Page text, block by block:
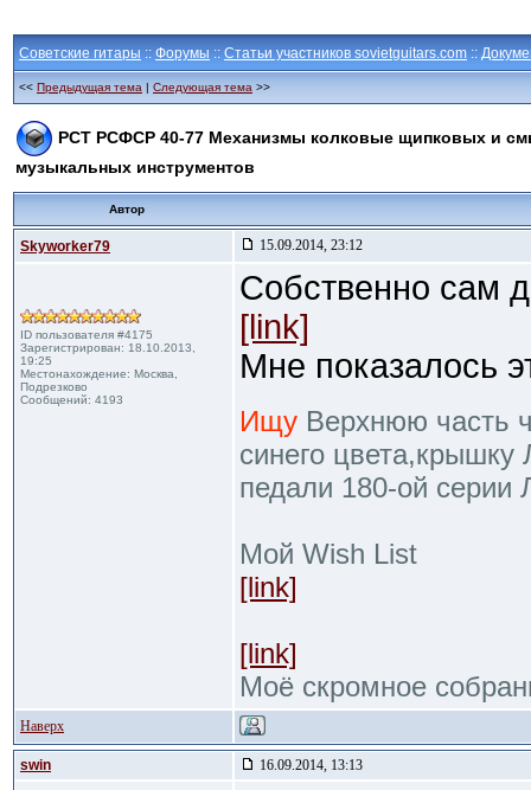
Советские гитары :: Форумы :: Статьи участников sovietguitars.com ::
<< Предыдущая тема | Следующая тема >>
РСТ РСФСР 40-77 Механизмы колковые щипковых и
музыкальных инструментов
Автор
Skyworker79 15.09.2014, 23:12
ID пользователя #4175
Зарегистрирован: 18.10.2013,
19:25
Местонахождение: Москва,
Подрезково
Сообщений: 4193
Собственно сам
[link]
Мне показалось
Ищу Верхнюю часть
синего
педали 180-ой
Мой Wish List
[link]
[link]
Моё скромное
Наверх
swin 16.09.2014, 13:13